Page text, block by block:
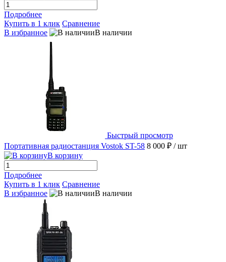
Подробнее
Купить в 1 клик Сравнение
В избранное
В наличии
Быстрый просмотр
Портативная радиостанция Vostok ST-58 8 000 ₽ / шт
В корзину
Подробнее
Купить в 1 клик Сравнение
В избранное
В наличии